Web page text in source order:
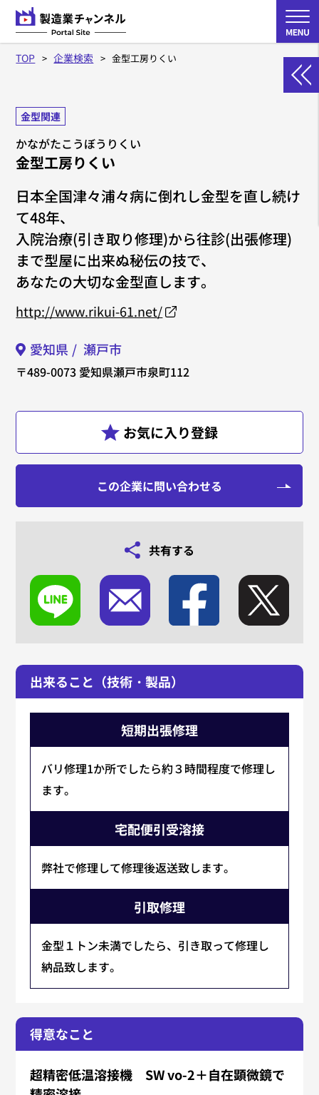
TOP 企業検索 金型工房りくい
金型関連
かながたこうぼうりくい
金型工房りくい
日本全国津々浦々病に倒れし金型を直し続け
て48年、
入院治療(引き取り修理)から往診(出張修理)
まで型屋に出来ぬ秘伝の技で、
あなたの大切な金型直します。
http://www.rikui-61.net/
愛知県 瀬戸市
〒489-0073 愛知県瀬戸市泉町112
この企業に問い合わせる
共有する
出来ること（技術・製品）
短期出張修理
バリ修理1か所でしたら約３時間程度で修理し
ます。
宅配便引受溶接
弊社で修理して修理後返送致します。
引取修理
金型１トン未満でしたら、引き取って修理し
納品致します。
得意なこと
超精密低温溶接機 SW vo-2＋自在顕微鏡で